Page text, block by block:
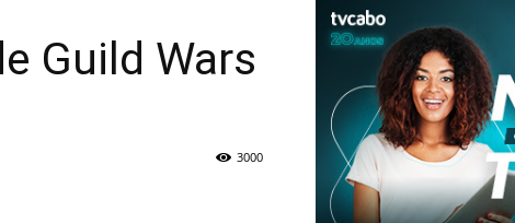
Guild Wars
3000